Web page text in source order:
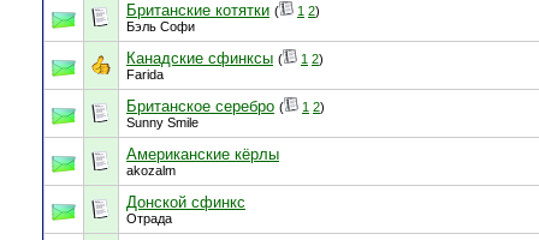
Британские котятки ( 1 2)
Бэль Софи
Канадские сфинксы ( 1 2)
Farida
Британское серебро ( 1 2)
Sunny Smile
Американские кёрлы
akozalm
Донской сфинкс
Отрада